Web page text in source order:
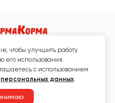
животных и ветаптека
на сайте, не является публичной
чтобы улучшить работу
его использования.
с использованием
персональных данных.